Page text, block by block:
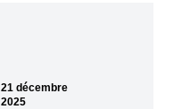
21 décembre
2025